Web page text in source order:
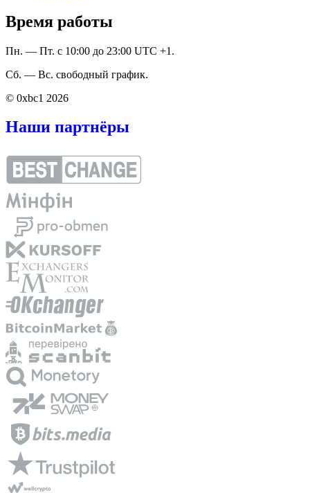
Время работы
Пн. — Пт. с 10:00 до 23:00 UTC +1.
Сб. — Вс. свободный график.
© 0xbc1 2026
Наши партнёры